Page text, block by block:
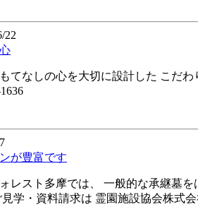
22
てなしの心を大切に設計した こだ
が豊富です
レスト多摩では、 一般的な承継墓
見学・資料請求は 霊園施設協会株